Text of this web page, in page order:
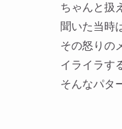
ちゃんと扱
聞いた当時
その怒りの
イライラす
そんなパタ